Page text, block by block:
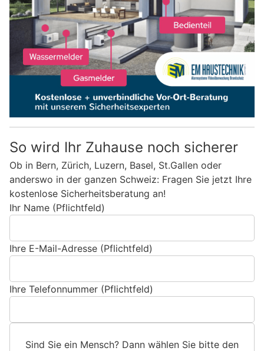
So wird Ihr Zuhause noch sicherer
Ob in Bern, Zürich, Luzern, Basel, St.Gallen oder
anderswo in der ganzen Schweiz: Fragen Sie jetzt Ihre
kostenlose Sicherheitsberatung an!
Ihr Name (Pflichtfeld)
Ihre E-Mail-Adresse (Pflichtfeld)
Ihre Telefonnummer (Pflichtfeld)
Sind Sie ein Mensch? Dann wählen Sie bitte den